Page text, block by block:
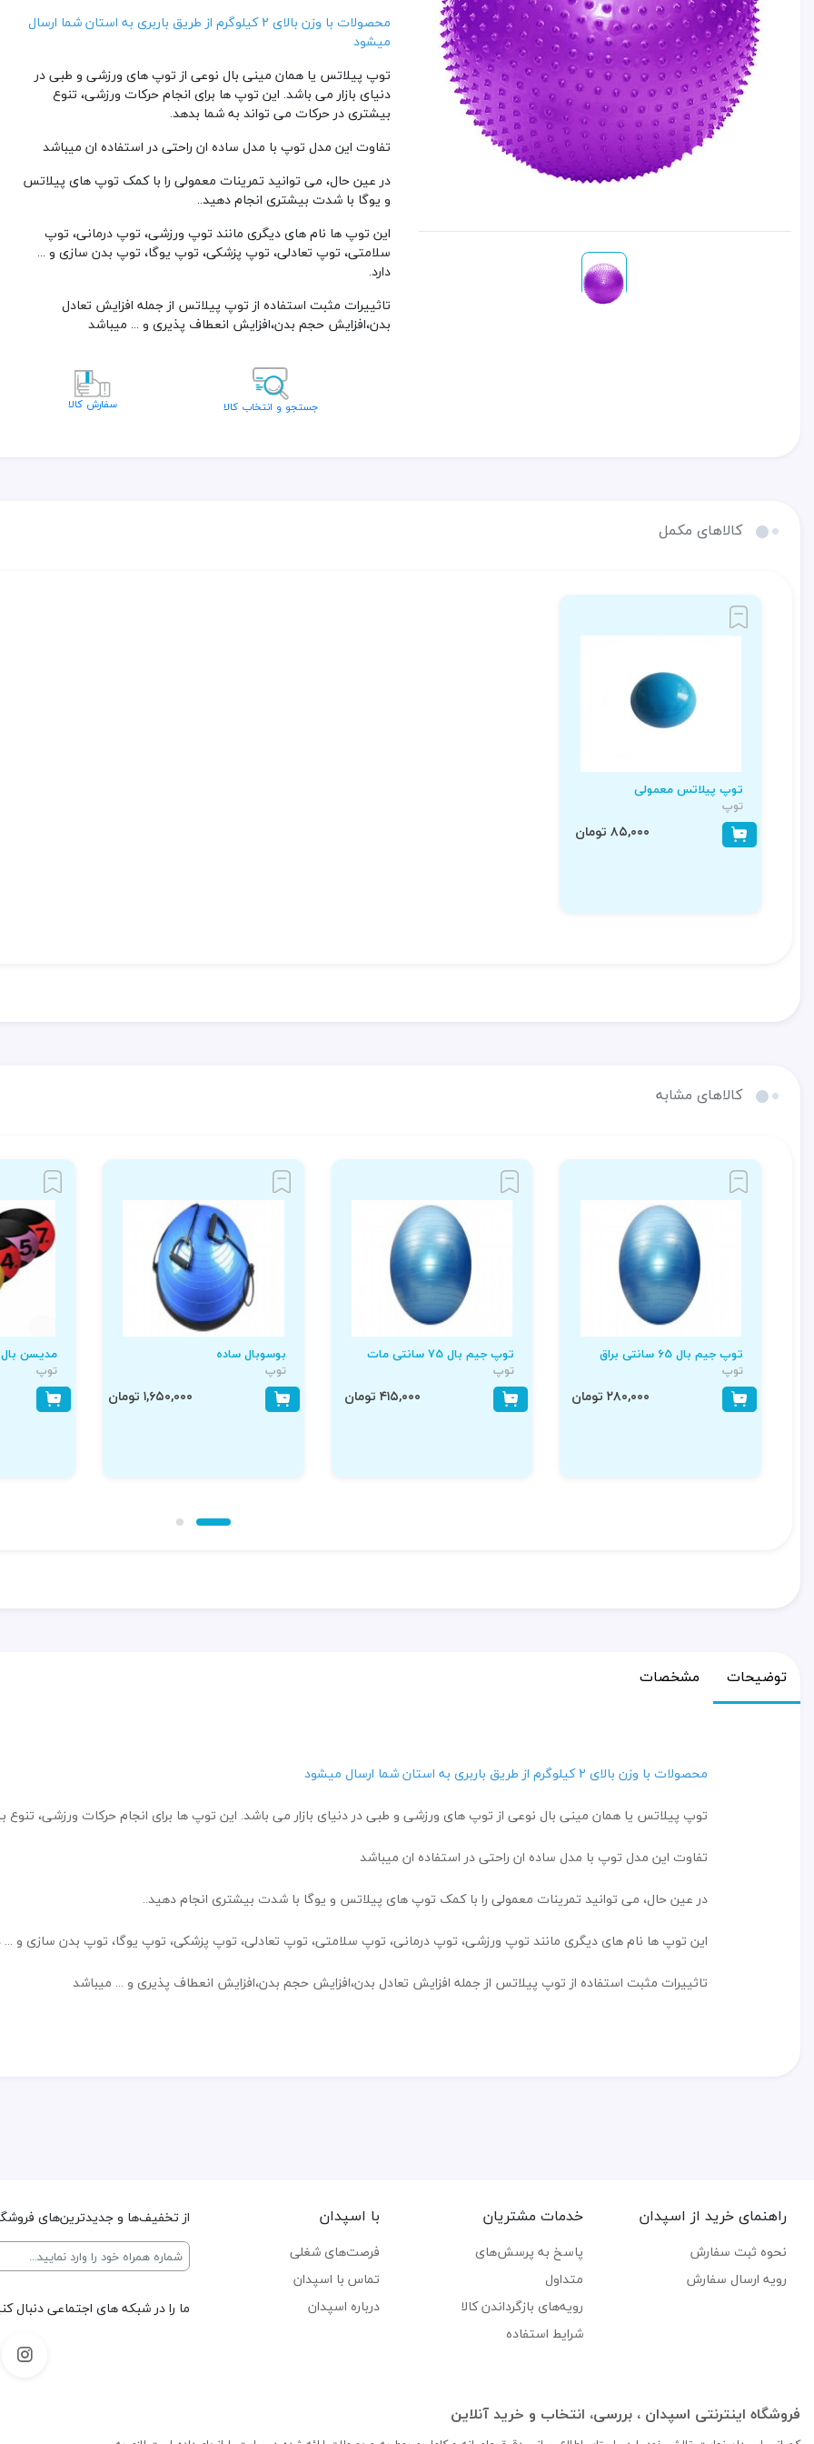
دسته : توپ
محصولات با وزن بالای 2 کیلوگرم از طریق باربری به استان شما ارسال
میشود
توپ پیلاتس یا همان مینی بال نوعی از توپ های ورزشی و طبی در
دنیای بازار می باشد. این توپ ها برای انجام حرکات ورزشی، تنوع
بیشتری در حرکات می تواند به شما بدهد.
تفاوت این مدل توپ با مدل ساده ان راحتی در استفاده ان میباشد
در عین حال، می توانید تمرینات معمولی را با کمک توپ های پیلاتس
و یوگا با شدت بیشتری انجام دهید..
این توپ ها نام های دیگری مانند توپ ورزشی، توپ درمانی، توپ
سلامتی، توپ تعادلی، توپ پزشکی، توپ یوگا، توپ بدن سازی و ...
دارد.
تاثییرات مثبت استفاده از توپ پیلاتس از جمله افزایش تعادل
بدن،افزایش حجم بدن،افزایش انعطاف پذیری و ... میباشد
جستجو و انتخاب کالا سفارش کالا
کالاهای مکمل
توپ پیلاتس معمولی
توپ
۸۵,۰۰۰ تومان
کالاهای مشابه
توپ جیم بال 65 سانتی براق
توپ
۲۸۰,۰۰۰ تومان
توپ جیم بال 75 سانتی مات
توپ
۴۱۵,۰۰۰ تومان
بوسوبال ساده
توپ
۱,۶۵۰,۰۰۰ تومان
مدیسن بال 6 کیلویی
توپ
توضیحات مشخصات
محصولات با وزن بالای 2 کیلوگرم از طریق باربری به استان شما ارسال میشود
توپ پیلاتس یا همان مینی بال نوعی از توپ های ورزشی و طبی در دنیای بازار می باشد. این توپ ها برای انجام حرکات ورزشی،
تفاوت این مدل توپ با مدل ساده ان راحتی در استفاده ان میباشد
در عین حال، می توانید تمرینات معمولی را با کمک توپ های پیلاتس و یوگا با شدت بیشتری انجام دهید..
این توپ ها نام های دیگری مانند توپ ورزشی، توپ درمانی، توپ سلامتی، توپ تعادلی، توپ پزشکی، توپ یوگا، توپ بدن سازی و ...
تاثییرات مثبت استفاده از توپ پیلاتس از جمله افزایش تعادل بدن،افزایش حجم بدن،افزایش انعطاف پذیری و ... میباشد
راهنمای خرید از اسپدان
نحوه ثبت سفارش
رویه ارسال سفارش
خدمات مشتریان
پاسخ به پرسش‌های
متداول
رویه‌های بازگرداندن کالا
شرایط استفاده
با اسپدان
فرصت‌های شغلی
تماس با اسپدان
درباره اسپدان
از تخفیف‌ها و جدیدترین‌های
ما را در شبکه های اجتماعی دنبال
فروشگاه اینترنتی اسپدان ، بررسی، انتخاب و خرید آنلاین